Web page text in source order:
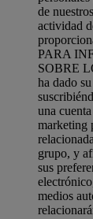
de
actividad
PARA
SOBRE
ha dado
una
marketing
grupo, y
sus
medios